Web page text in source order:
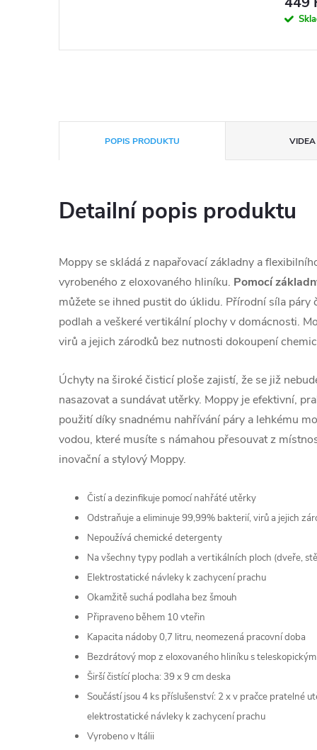
POPIS PRODUKTU VIDEA
Detailní popis produktu
Moppy se skládá z napařovací základny a
vyrobeného z eloxovaného hliníku. Pomocí
můžete se ihned pustit do úklidu. Přírodní síla
podlah a veškeré vertikální plochy v domácnosti.
virů a jejich zárodků bez nutnosti dokoupení
Úchyty na široké čisticí ploše zajistí, že se již
nasazovat a sundávat utěrky. Moppy je efektivní,
použití díky snadnému nahřívání páry a lehkému
vodou, které musíte s námahou přesouvat z
inovační a stylový Moppy.
Čistí a dezinfikuje pomocí nahřáté utěrky
Odstraňuje a eliminuje 99,99% bakterií, virů a jejich
Nepoužívá chemické detergenty
Na všechny typy podlah a vertikálních ploch (dveře,
Elektrostatické návleky k zachycení prachu
Okamžitě suchá podlaha bez šmouh
Připraveno během 10 vteřin
Kapacita nádoby 0,7 litru, neomezená pracovní doba
Bezdrátový mop z eloxovaného hliníku s
Širší čistící plocha: 39 x 9 cm deska
Součástí jsou 4 ks příslušenství: 2 x v pračce pratelné
elektrostatické návleky k zachycení prachu
Vyrobeno v Itálii